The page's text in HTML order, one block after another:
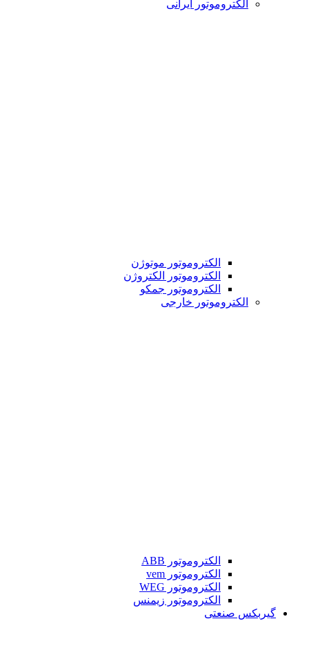
الکتروموتور ایرانی
الکتروموتور موتوژن
الکتروموتور الکتروژن
الکتروموتور جمکو
الکتروموتور خارجی
الکتروموتور ABB
الکتروموتور vem
الکتروموتور WEG
الکتروموتور زیمنس
گیربکس صنعتی